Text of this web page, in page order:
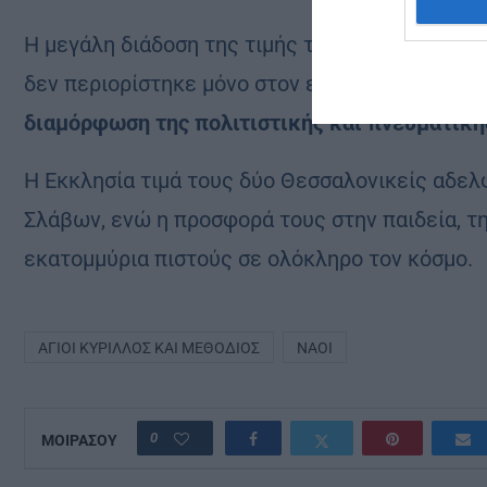
Η μεγάλη διάδοση της τιμής τους
δεν περιορίστηκε μόνο στον εκχριστιανισμό
διαμόρφωση της πολιτιστικής και
Η Εκκλησία τιμά τους δύο Θεσσαλονικείς
Σλάβων, ενώ η προσφορά τους στην παιδεία,
εκατομμύρια πιστούς σε ολόκληρο τον κόσμο.
ΆΓΙΟΙ ΚΎΡΙΛΛΟΣ ΚΑΙ ΜΕΘΌΔΙΟΣ ΝΑΟΊ
ΜΟΙΡΑΣΟΥ 0